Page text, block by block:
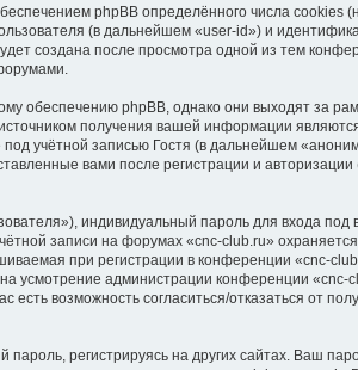
phpBB определённого числа cookies
(в дальнейшем «user-id») и
создана после просмотра одной из тем
обеспечению phpBB, однако они выходят за
получения вашей информации
учётной записью Гостя (в дальнейшем
вами после регистрации и
индивидуальный пароль для входа под
записи на форумах «cnc-club.ru»
при регистрации в конференции «cnc-
усмотрение администрации конференции
возможность согласиться/отказаться от
регистрируясь на других сайтах. Ваш